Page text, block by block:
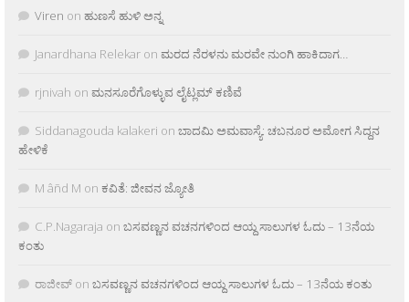
Viren on ಹುಣಸೆ ಹುಳಿ ಅನ್ನ
Janardhana Relekar on ಮರದ ನೆರಳನು ಮರವೇ ನುಂಗಿ ಹಾಕಿದಾಗ…
rjnivah on ಮನಸೂರೆಗೊಳ್ಳುವ ಲೈಟ್ಲಮ್ ಕಣಿವೆ
Siddanagouda kalakeri on ಬಾದಮಿ ಅಮವಾಸ್ಯೆ: ಚಬನೂರ ಅಮೋಗ ಸಿದ್ದನ
ಹೇಳಿಕೆ
M âñd M on ಕವಿತೆ: ಜೀವನ ಜ್ಯೋತಿ
C.P.Nagaraja on ಬಸವಣ್ಣನ ವಚನಗಳಿಂದ ಆಯ್ದ ಸಾಲುಗಳ ಓದು – 13ನೆಯ
ಕಂತು
ರಾಜೀವ್ on ಬಸವಣ್ಣನ ವಚನಗಳಿಂದ ಆಯ್ದ ಸಾಲುಗಳ ಓದು – 13ನೆಯ ಕಂತು